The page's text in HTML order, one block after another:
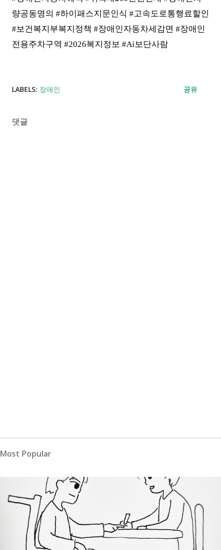
량공동명의 #하이패스지문인식 #고속도로통행료할인
#보건복지부복지정책 #장애인자동차세감면 #장애인
전용주차구역 #2026복지정보 #Ai보단사람
LABELS: 장애인 공유
댓글
Most Popular